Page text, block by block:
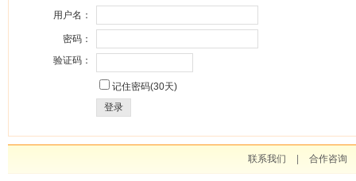
用户名：
密码：
验证码：
记住密码(30天)
登录
联系我们 合作咨询